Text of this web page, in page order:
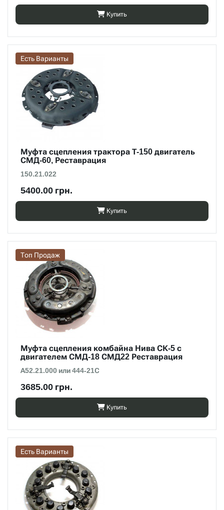
Купить
Есть Варианты
Муфта сцепления трактора Т-150 двигатель
СМД-60, Реставрация
150.21.022
5400.00 грн.
Купить
Топ Продаж
Муфта сцепления комбайна Нива СК-5 с
двигателем СМД-18 СМД22 Реставрация
А52.21.000 или 444-21С
3685.00 грн.
Купить
Есть Варианты